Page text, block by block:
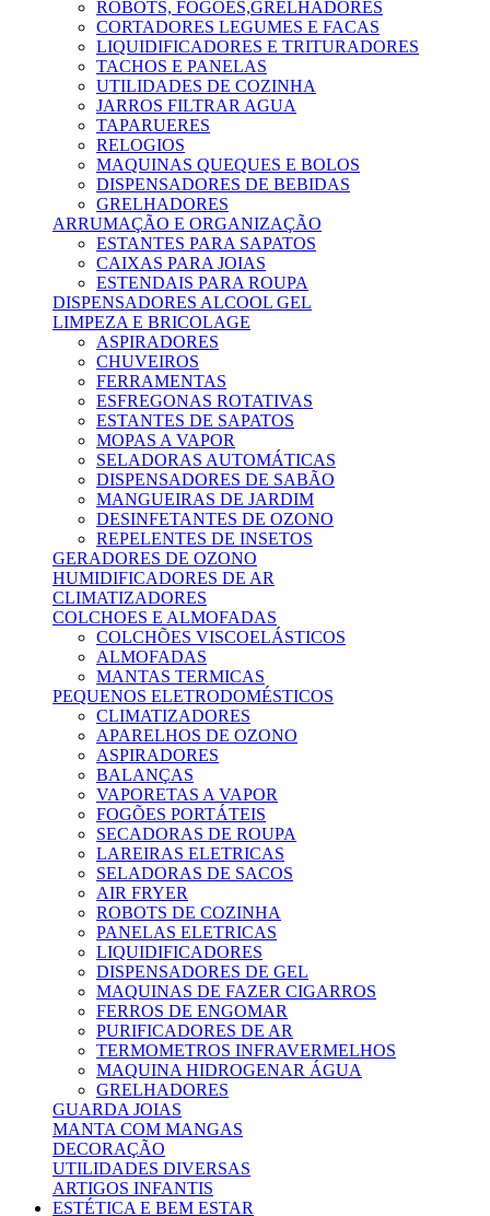
ROBOTS, FOGÕES,GRELHADORES
CORTADORES LEGUMES E FACAS
LIQUIDIFICADORES E TRITURADORES
TACHOS E PANELAS
UTILIDADES DE COZINHA
JARROS FILTRAR AGUA
TAPARUERES
RELOGIOS
MAQUINAS QUEQUES E BOLOS
DISPENSADORES DE BEBIDAS
GRELHADORES
ARRUMAÇÃO E ORGANIZAÇÃO
ESTANTES PARA SAPATOS
CAIXAS PARA JOIAS
ESTENDAIS PARA ROUPA
DISPENSADORES ALCOOL GEL
LIMPEZA E BRICOLAGE
ASPIRADORES
CHUVEIROS
FERRAMENTAS
ESFREGONAS ROTATIVAS
ESTANTES DE SAPATOS
MOPAS A VAPOR
SELADORAS AUTOMÁTICAS
DISPENSADORES DE SABÃO
MANGUEIRAS DE JARDIM
DESINFETANTES DE OZONO
REPELENTES DE INSETOS
GERADORES DE OZONO
HUMIDIFICADORES DE AR
CLIMATIZADORES
COLCHOES E ALMOFADAS
COLCHÕES VISCOELÁSTICOS
ALMOFADAS
MANTAS TERMICAS
PEQUENOS ELETRODOMÉSTICOS
CLIMATIZADORES
APARELHOS DE OZONO
ASPIRADORES
BALANÇAS
VAPORETAS A VAPOR
FOGÕES PORTÁTEIS
SECADORAS DE ROUPA
LAREIRAS ELETRICAS
SELADORAS DE SACOS
AIR FRYER
ROBOTS DE COZINHA
PANELAS ELETRICAS
LIQUIDIFICADORES
DISPENSADORES DE GEL
MAQUINAS DE FAZER CIGARROS
FERROS DE ENGOMAR
PURIFICADORES DE AR
TERMOMETROS INFRAVERMELHOS
MAQUINA HIDROGENAR ÁGUA
GRELHADORES
GUARDA JOIAS
MANTA COM MANGAS
DECORAÇÃO
UTILIDADES DIVERSAS
ARTIGOS INFANTIS
ESTÉTICA E BEM ESTAR